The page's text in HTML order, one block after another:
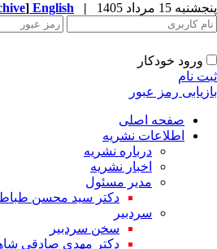
15 مرداد 1405 |
English
]
ورود خودکار
نام
رمز عبور
صفحه اصلی
اطلاعات نشریه
درباره نشریه
اخبار نشریه
مدیر مسئول
دکتر سید محسن
سردبیر
سخن سردبیر
دکتر مهدی صادقی